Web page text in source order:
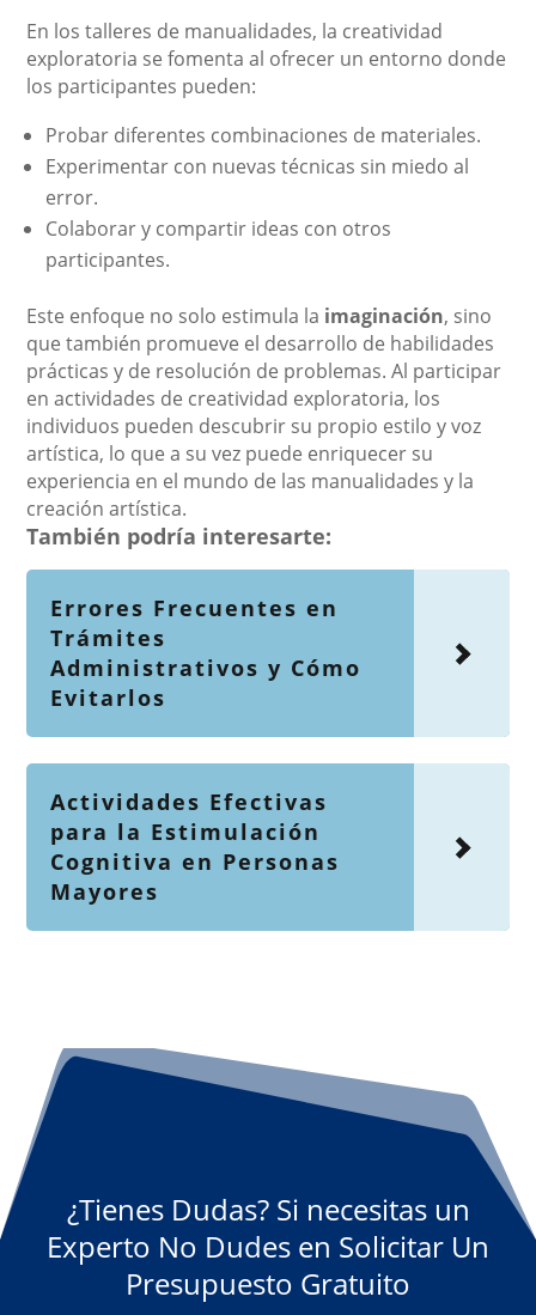
En los talleres de manualidades, la creatividad
exploratoria se fomenta al ofrecer un entorno donde
los participantes pueden:
Probar diferentes combinaciones de materiales.
Experimentar con nuevas técnicas sin miedo al
error.
Colaborar y compartir ideas con otros
participantes.
Este enfoque no solo estimula la imaginación, sino
que también promueve el desarrollo de habilidades
prácticas y de resolución de problemas. Al participar
en actividades de creatividad exploratoria, los
individuos pueden descubrir su propio estilo y voz
artística, lo que a su vez puede enriquecer su
experiencia en el mundo de las manualidades y la
creación artística.
También podría interesarte:
Errores Frecuentes en
Trámites
Administrativos y Cómo
Evitarlos
Actividades Efectivas
para la Estimulación
Cognitiva en Personas
Mayores
¿Tienes Dudas? Si necesitas un
Experto No Dudes en Solicitar Un
Presupuesto Gratuito